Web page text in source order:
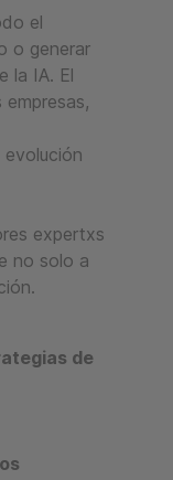
el
o generar
la IA. El
expertxs
no solo a
de